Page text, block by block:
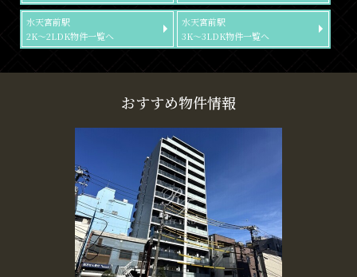
水天宮前駅
2K～2LDK物件一覧へ
水天宮前駅
3K～3LDK物件一覧へ
おすすめ物件情報